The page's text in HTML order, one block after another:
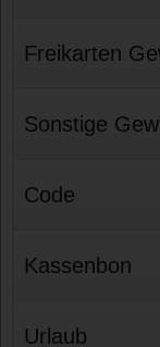
Freikarten
Sonstige
Code
Kassenbon
Urlaub